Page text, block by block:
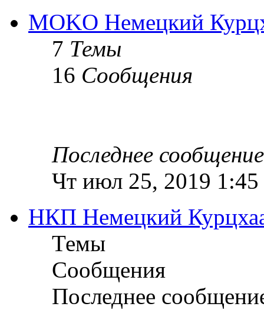
MOKO Немецкий
7 Темы
16 Сообщения
Последнее сообщение
Чт июл 25, 2019 1:45
НКП Немецкий
Темы
Сообщения
Последнее